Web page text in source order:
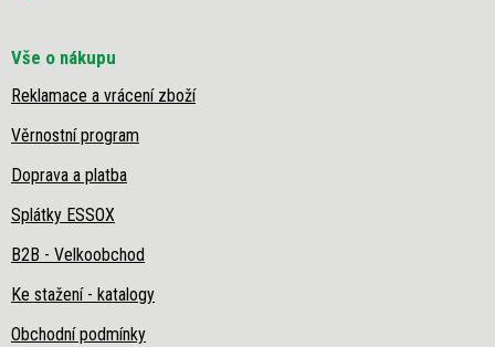
Vše o nákupu
Reklamace a vrácení zboží
Věrnostní program
Doprava a platba
Splátky ESSOX
B2B - Velkoobchod
Ke stažení - katalogy
Obchodní podmínky